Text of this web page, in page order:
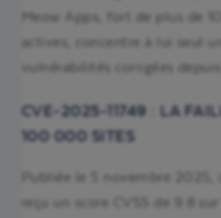
Meow Apps, fort de plus de
actives, concentre à lui seul
vulnérabilités corrigées depuis
CVE-2025-11749 : LA
100 000 SITES
Publiée le 5 novembre
reçu un score CVSS de 9.8